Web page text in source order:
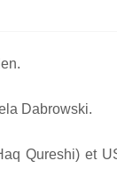
Dabrowski.
Qureshi) et